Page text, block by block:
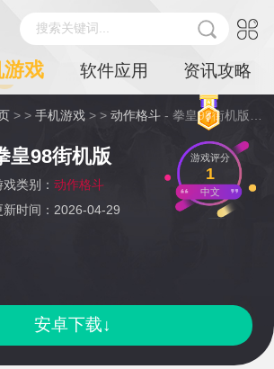
搜索关键词...
游戏 软件应用 资讯攻略
> >手机游戏 > >动作格斗 - 拳皇98街机版详情
皇98街机版
戏类别： 动作格斗
新时间：2026-04-29
游戏评分
1
中文
安卓下载↓